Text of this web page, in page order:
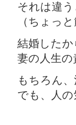
それは違う
（ちょっと
結婚したか
妻の人生
もちろん
でも、人の